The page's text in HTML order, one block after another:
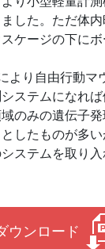
した。ただ体
ケージの下に
り自由行動マ
ステムになれ
のみの遺伝子
したものが多
ステムを取り
ウンロード